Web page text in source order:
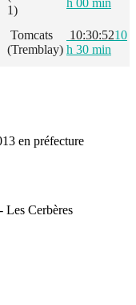
1)
h 00 min
Tomcats
(Tremblay)
10:30:5210
h 30 min
en préfecture
Cerbères